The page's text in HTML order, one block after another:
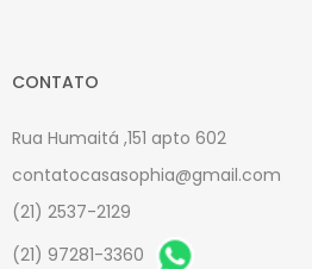
CONTATO
Rua Humaitá ,151 apto 602
contatocasasophia@gmail.com
(21) 2537-2129
(21) 97281-3360